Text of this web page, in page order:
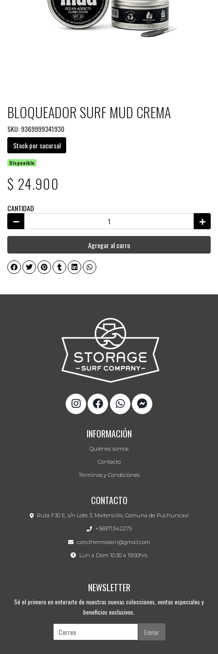
BLOQUEADOR SURF MUD CREMA
SKU: 9369999341930
Stock por sucursal
Disponible
$ 24.900
CANTIDAD
Agregar al carro
INFORMACIÓN
Quiénes somos
Contacto
Términos y Condiciones
CONTACTO
Ruta F30 E, s/n Lote 3. Maitencillo, Comuna de Puchuncavi
+56971342275
caro.thermoskin@gmail.com
Lun a Dom 10:30 a 19:00hrs
NEWSLETTER
Sé el primero en enterarte de nuestras nuevas colecciones, ventas especiales y
beneficios exclusivos.
Enviar